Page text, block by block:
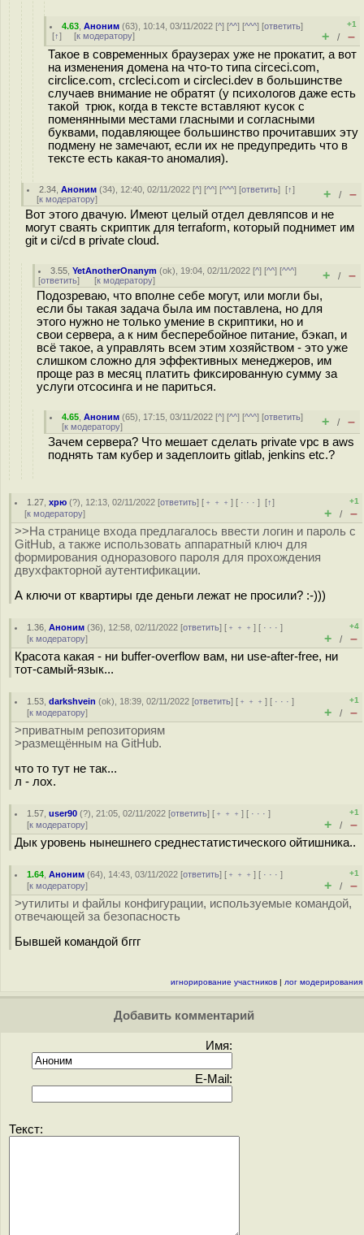
4.63 ,Аноним (63), 10:14, 03/11/2022 [^] [^^] [^^^] [ответить]
[↑] [к модератору]
+1
+ / –
Такое в современных браузерах уже не прокатит, а вот
на изменения домена на что-то типа сirсeсi.com,
сirсliсe.com, сrсleсi.com и сirсleсi.dev в большинстве
случаев внимание не обратят (у психологов даже есть
такой трюк, когда в тексте вставляют кусок с
поменянными местами гласными и согласными
буквами, подавляющее большинство прочитавших эту
подмену не замечают, если их не предупредить что в
тексте есть какая-то аномалия).
2.34 ,Аноним (34), 12:40, 02/11/2022 [^] [^^] [^^^] [ответить][↑]
[к модератору] + / –
Вот этого двачую. Имеют целый отдел девляпсов и не
могут сваять скриптик для terraform, который поднимет им
git и ci/cd в private cloud.
3.55 ,YetAnotherOnanym (ok), 19:04, 02/11/2022 [^] [^^] [^^^]
[ответить] [к модератору] + / –
Подозреваю, что вполне себе могут, или могли бы,
если бы такая задача была им поставлена, но для
этого нужно не только умение в скриптики, но и
свои сервера, а к ним бесперебойное питание, бэкап, и
всё такое, а управлять всем этим хозяйством - это уже
слишком сложно для эффективных менеджеров, им
проще раз в месяц платить фиксированную сумму за
услуги отсосинга и не париться.
4.65 ,Аноним (65), 17:15, 03/11/2022 [^] [^^] [^^^] [ответить]
[к модератору] + / –
Зачем сервера? Что мешает сделать private vpc в aws
поднять там кубер и задеплоить gitlab, jenkins etc.?
1.27 ,хрю (?), 12:13, 02/11/2022 [ответить] [ ﹢﹢﹢] [ · · ·][↑]
[к модератору]
+1
+ / –
>>На странице входа предлагалось ввести логин и пароль с
GitHub, а также использовать аппаратный ключ для
формирования одноразового пароля для прохождения
двухфакторной аутентификации.
А ключи от квартиры где деньги лежат не просили? :-)))
1.36 ,Аноним (36), 12:58, 02/11/2022 [ответить] [ ﹢﹢﹢] [ · · ·]
[к модератору]
+4
+ / –
Красота какая - ни buffer-overflow вам, ни use-after-free, ни
тот-самый-язык...
1.53 ,darkshvein (ok), 18:39, 02/11/2022 [ответить] [ ﹢﹢﹢] [ · · ·]
[к модератору]
+1
+ / –
>приватным репозиториям
>размещённым на GitHub.
что то тут не так...
л - лох.
1.57 ,user90 (?), 21:05, 02/11/2022 [ответить] [ ﹢﹢﹢] [ · · ·]
[к модератору]
+1
+ / –
Дык уровень нынешнего среднестатистического ойтишника..
1.64 ,Аноним (64), 14:43, 03/11/2022 [ответить] [ ﹢﹢﹢] [ · · ·]
[к модератору]
+1
+ / –
>утилиты и файлы конфигурации, используемые командой,
отвечающей за безопасность
Бывшей командой бггг
игнорирование участников | лог модерирования
Добавить комментарий
Имя:
E-Mail:
Текст: